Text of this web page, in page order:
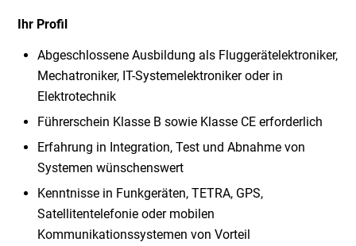
Ihr Profil
Abgeschlossene Ausbildung als Fluggerätelektroniker,
Mechatroniker, IT-Systemelektroniker oder in
Elektrotechnik
Führerschein Klasse B sowie Klasse CE erforderlich
Erfahrung in Integration, Test und Abnahme von
Systemen wünschenswert
Kenntnisse in Funkgeräten, TETRA, GPS,
Satellitentelefonie oder mobilen
Kommunikationssystemen von Vorteil